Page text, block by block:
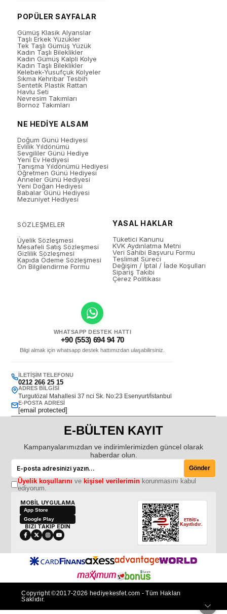
POPÜLER SAYFALAR
Gümüş Klasik Alyanslar
Taşlı Erkek Yüzükler
Tek Taşlı Gümüş Yüzük
Kadın Taşlı Bileklikler
Kadın Gümüş Kalpli Kolye
Kadın Taşlı Bileklikler
Kelebek-Yusufçuk Kolyeler
Sıkma Kehribar Tesbih
Sentetik Plastik Rattan
Havlu Seti
Nevresim Takımları
Bornoz Takımları
NE HEDİYE ALSAM
Doğum Günü Hediyesi
Evlilik Yıldönümü
Sevgililer Günü Hediye
Yeni Ev Hediyesi
Tanışma Yıldönümü Hediyesi
Öğretmen Günü Hediyesi
Anneler Günü Hediyesi
Yeni Doğan Hediyesi
Babalar Günü Hediyesi
Mezuniyet Hediyesi
SÖZLEŞMELER
Üyelik Sözleşmesi
Mesafeli Satış Sözleşmesi
Gizlilik Sözleşmesi
Kapıda Ödeme Sözleşmesi
Ön Bilgilendirme Formu
YASAL HAKLAR
Tüketici Kanunu
KVK Aydınlatma Metni
Veri Sahibi Başvuru Formu
Teslimat Süreci
Değişim / İptal / İade Koşulları
Sipariş Takibi
Çerez Politikası
WHATSAPP DESTEK HATTI
+90 (553) 694 94 70
Bilgi almak için whatsapp destek hattımızdan ulaşabilirsiniz.
İLETIŞIM TELEFONU
0212 266 25 15
ADRES BILGISI
Turgutözal Mahallesi 37 nci Sk. No:23 Esenyurt/İstanbul
E-POSTA ADRESI
[email protected]
E-BÜLTEN KAYIT
Kampanyalarımızdan ve indirimlerimizden güncel olarak
haberdar olun.
Gönder
Üyelik koşullarını ve kişisel verileriminkorunmasını kabul
ediyorum.
MOBİL UYGULAMA
App Store
Google Play
BİZİ TAKİP EDİN
ETBİS'e
Kayıtlıdır.
Copyright ©2017-2026 hediyekesfet.com - Tüm Hakları
Saklıdır.